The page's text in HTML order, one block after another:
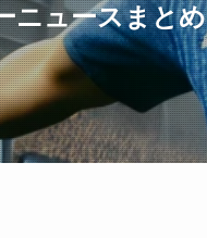
ニュースまとめ